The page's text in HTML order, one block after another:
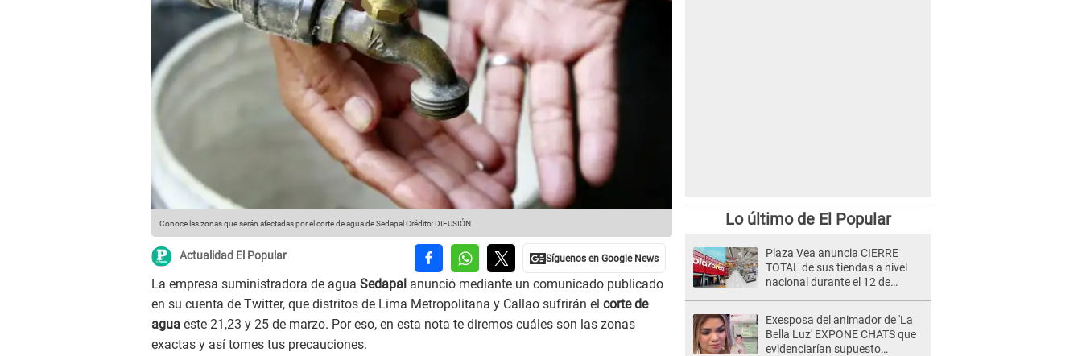
Conoce las zonas que serán afectadas por el corte de agua de Sedapal Crédito: DIFUSIÓN
Actualidad El Popular
La empresa suministradora de agua Sedapal anunció mediante un comunicado publicado
en su cuenta de Twitter, que distritos de Lima Metropolitana y Callao sufrirán el corte de
agua este 21,23 y 25 de marzo. Por eso, en esta nota te diremos cuáles son las zonas
exactas y así tomes tus precauciones.
Lo último de El Popular
Plaza Vea anuncia CIERRE
TOTAL de sus tiendas a nivel
nacional durante el 12 de
Exesposa del animador de 'La
Bella Luz' EXPONE CHATS que
evidenciarían supuesto